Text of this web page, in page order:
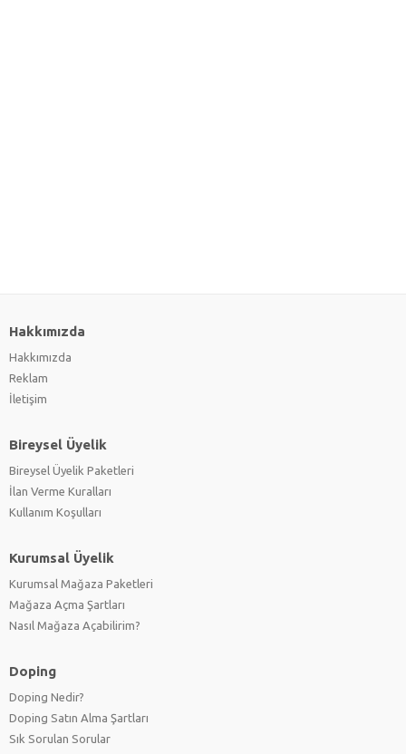
Hakkımızda
Hakkımızda
Reklam
İletişim
Bireysel Üyelik
Bireysel Üyelik Paketleri
İlan Verme Kuralları
Kullanım Koşulları
Kurumsal Üyelik
Kurumsal Mağaza Paketleri
Mağaza Açma Şartları
Nasıl Mağaza Açabilirim?
Doping
Doping Nedir?
Doping Satın Alma Şartları
Sık Sorulan Sorular